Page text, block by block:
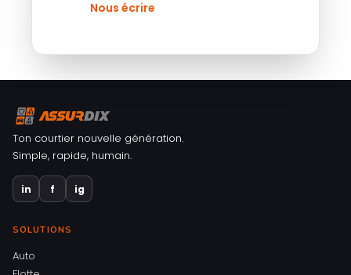
Nous écrire
Ton courtier nouvelle génération.
Simple, rapide, humain.
in f ig
SOLUTIONS
Auto